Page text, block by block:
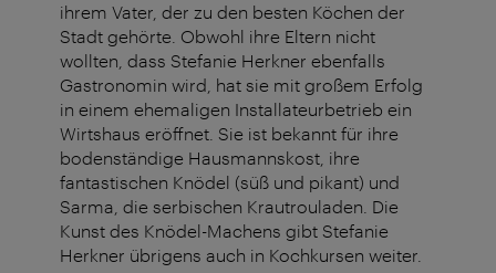
ihrem Vater, der zu den besten Köchen der
Stadt gehörte. Obwohl ihre Eltern nicht
wollten, dass Stefanie Herkner ebenfalls
Gastronomin wird, hat sie mit großem Erfolg
in einem ehemaligen Installateurbetrieb ein
Wirtshaus eröffnet. Sie ist bekannt für ihre
bodenständige Hausmannskost, ihre
fantastischen Knödel (süß und pikant) und
Sarma, die serbischen Krautrouladen. Die
Kunst des Knödel-Machens gibt Stefanie
Herkner übrigens auch in Kochkursen weiter.